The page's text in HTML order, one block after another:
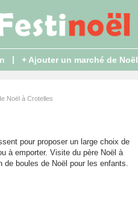
| + Ajouter un marché de Noël
Noël à Crotelles
pour proposer un large choix de
à emporter. Visite du père Noël à
de boules de Noël pour les enfants.